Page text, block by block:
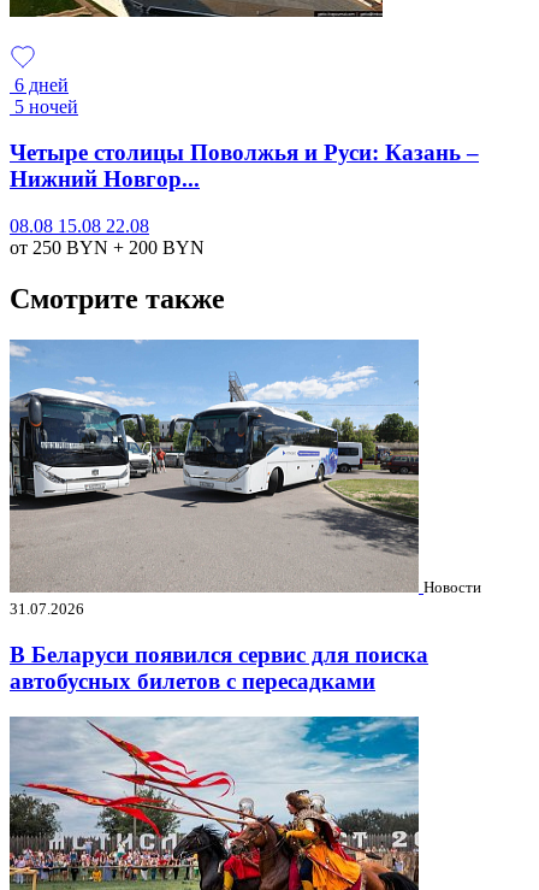
6 дней
5 ночей
Четыре столицы Поволжья и Руси: Казань –
Нижний Новгор...
08.08 15.08 22.08
от 250 BYN + 200 BYN
Смотрите также
Новости
31.07.2026
В Беларуси появился сервис для поиска
автобусных билетов с пересадками